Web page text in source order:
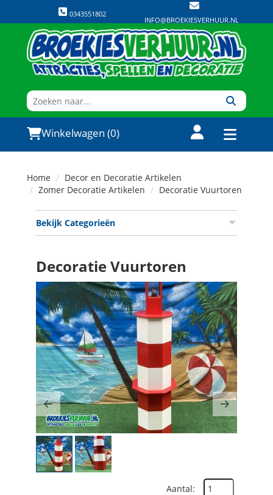
0343551802
INFO@BROEKIESVERHUUR.NL
Winkelwagen (0)
Home
Decor en Decoratie Artikelen
Zomer Decoratie Artikelen
Decoratie Vuurtoren
Bekijk Categorieën
Decoratie Vuurtoren
Previous Next
Aantal: